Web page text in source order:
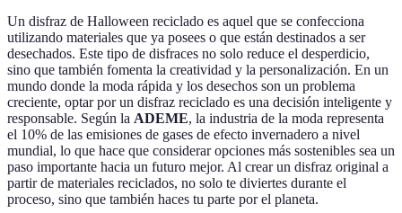
Un disfraz de Halloween reciclado es aquel que se confecciona
utilizando materiales que ya posees o que están destinados a ser
desechados. Este tipo de disfraces no solo reduce el desperdicio,
sino que también fomenta la creatividad y la personalización. En un
mundo donde la moda rápida y los desechos son un problema
creciente, optar por un disfraz reciclado es una decisión inteligente y
responsable. Según la ADEME, la industria de la moda representa
el 10% de las emisiones de gases de efecto invernadero a nivel
mundial, lo que hace que considerar opciones más sostenibles sea un
paso importante hacia un futuro mejor. Al crear un disfraz original a
partir de materiales reciclados, no solo te diviertes durante el
proceso, sino que también haces tu parte por el planeta.